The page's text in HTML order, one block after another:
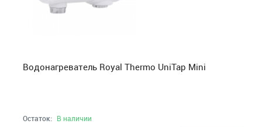
Водонагреватель Royal Thermo UniTap Mini
Остаток: В наличии